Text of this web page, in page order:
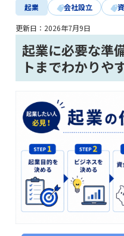
起業 会社設立
更新日： 2026年7月9日
起業に必要な準
トまでわかりや